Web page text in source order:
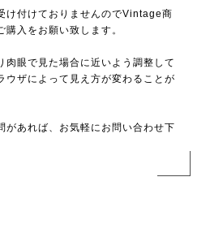
け付けておりませんのでVintage商
入をお願い致します。
肉眼で見た場合に近いよう調整して
ウザによって見え方が変わることが
があれば、お気軽にお問い合わせ下